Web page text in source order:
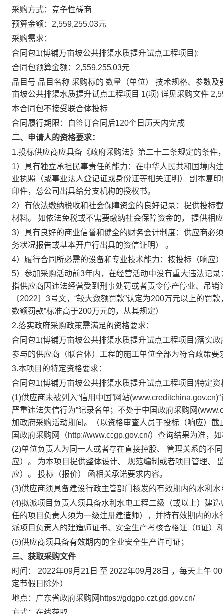
采购方式：竞争性磋商
预算金额：2,559,255.03元
采购需求：
合同包1(博铺万亩坡公共排渠水质提升试点工程项目):
合同包预算金额： 2,559,255.03元
品目号 品目名称 采购标的 数量（单位） 技术规格、参数
亩坡公共排渠水质提升试点工程项目 1(项) 详见采购文件
本合同包不接受联合体投标
合同履行期限：
自签订合同后120个日历天内完成
二、申请人的资格要求：
1.投标供应商应具备《政府采购法》第二十二条规定的条件
1）具有独立承担民事责任的能力：在中华人民共和国境内
业执照（或事业法人登记证或身份证等相关证明） 副本复
印件，总公司出具给分支机构的授权书。
2）有依法缴纳税收和社会保障资金的良好记录：提供投标
材料。 如依法免税或不需要缴纳社会保障资金的， 提供相
3）具有良好的商业信誉和健全的财务会计制度：供应商必
务状况报告或基本开户行出具的资信证明） 。
4）履行合同所必需的设备和专业技术能力：按投标（响应
5）参加采购活动前3年内，在经营活动中没有重大违法记
指供应商因违法经营受到刑事处罚或者责令停产停业、吊
〔2022〕3号文，“较大数额罚款”认定为200万元以上的罚
数额罚款”标准高于200万元的，从其规定）
2.落实政府采购政策需满足的资格要求：
合同包1(博铺万亩坡公共排渠水质提升试点工程项目)落实
参与的供应商（联合体）工程的施工单位全部为符合政策要
3.本项目的特定资格要求：
合同包1(博铺万亩坡公共排渠水质提升试点工程项目)特定资
(1)供应商未被列入“信用中国”网站
严重违法失信行为”记录名单；不处于中国政府采购网
加政府采购活动期间。（以资格审查人员于投标（响应）
国政府采购网（http://www.ccgp.gov.cn/）查询结果为准，
(2)单位负责人为同一人或者存在直接控股、 管理关系的不
应）。 为本项目提供整体设计、 规范编制或者项目管理、
应）。 投标（报价） 函相关承诺要求内容。
(3)供应商须具备建设行政主管部门核发的有效期内的水利
(4)拟派项目负责人须具备水利水电工程二级（或以上）建
任的项目负责人须为一级注册建造师），并持有效期内的
派项目负责人的建造师证书、安全生产考核合格证（B证）
(5)供应商须具备有效期内的企业安全生产许可证；
三、获取采购文件
时间：
2022年09月21日 至 2022年09月28日 ，每天上午
定节假日除外）
地点： 广东省政府采购网https://gdgpo.czt.gd.gov.cn/
方式： 在线获取